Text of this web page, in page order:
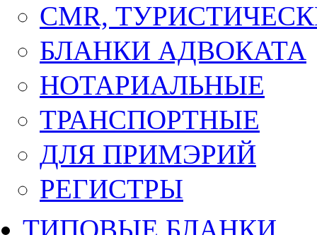
CMR,
БЛАНКИ АДВОКАТА
НОТАРИАЛЬНЫЕ
ТРАНСПОРТНЫЕ
ДЛЯ ПРИМЭРИЙ
РЕГИСТРЫ